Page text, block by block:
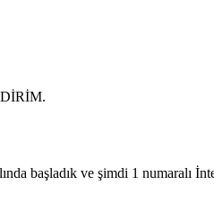
başladık ve şimdi 1 numaralı